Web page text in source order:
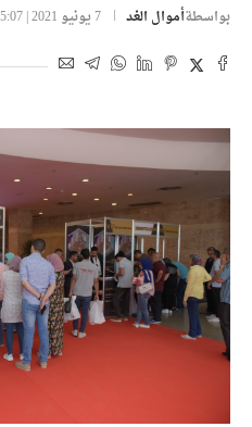
بواسطةأموال الغد 7 يونيو 2021 | 5:07 م